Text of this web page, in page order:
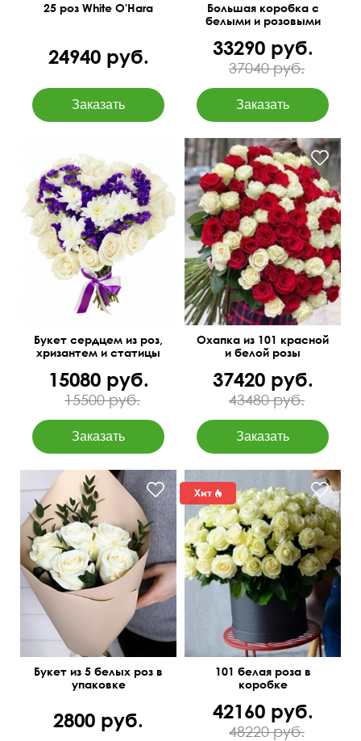
25 роз White O'Hara
24940 руб.
Большая коробка с
белыми и розовыми
33290 руб.
37040 руб.
50 см 35 см
Букет сердцем из роз,
хризантем и статицы
15080 руб.
15500 руб.
Доставим в день заказа
Охапка из 101 красной
и белой розы
37420 руб.
43480 руб.
50 см 15 см
Букет из 5 белых роз в
упаковке
2800 руб.
101 белая роза в
коробке
42160 руб.
48220 руб.